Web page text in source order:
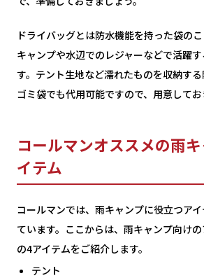
ドライバッグとは防水機能を持った袋の
キャンプや水辺でのレジャーなどで活躍
す。テント生地など濡れたものを収納す
ゴミ袋でも代用可能ですので、用意してお
コールマンオススメの雨
イテム
コールマンでは、雨キャンプに役立つア
ています。ここからは、雨キャンプ向け
の4アイテムをご紹介します。
テント